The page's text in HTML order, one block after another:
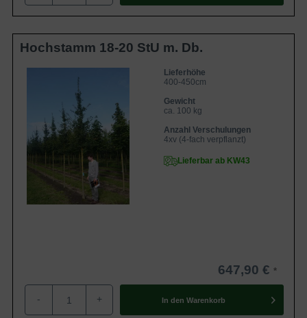
Hochstamm 18-20 StU m. Db.
Lieferhöhe
400-450cm
Gewicht
ca. 100 kg
Anzahl Verschulungen
4xv (4-fach verpflanzt)
Lieferbar ab KW43
647,90 €
- + In den Warenkorb